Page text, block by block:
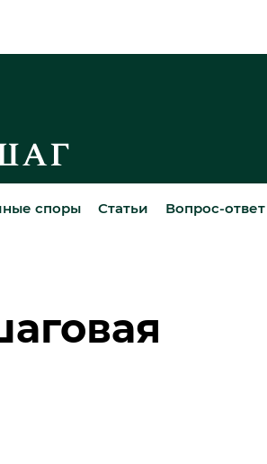
споры Статьи Вопрос-ответ